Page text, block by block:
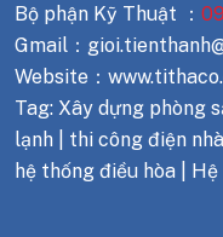
Bộ phận Kỹ Thuật ：
Gmail：
Website：
Tag: Xây dựng phòng
lạnh | thi công điện
hệ thống điều hòa |